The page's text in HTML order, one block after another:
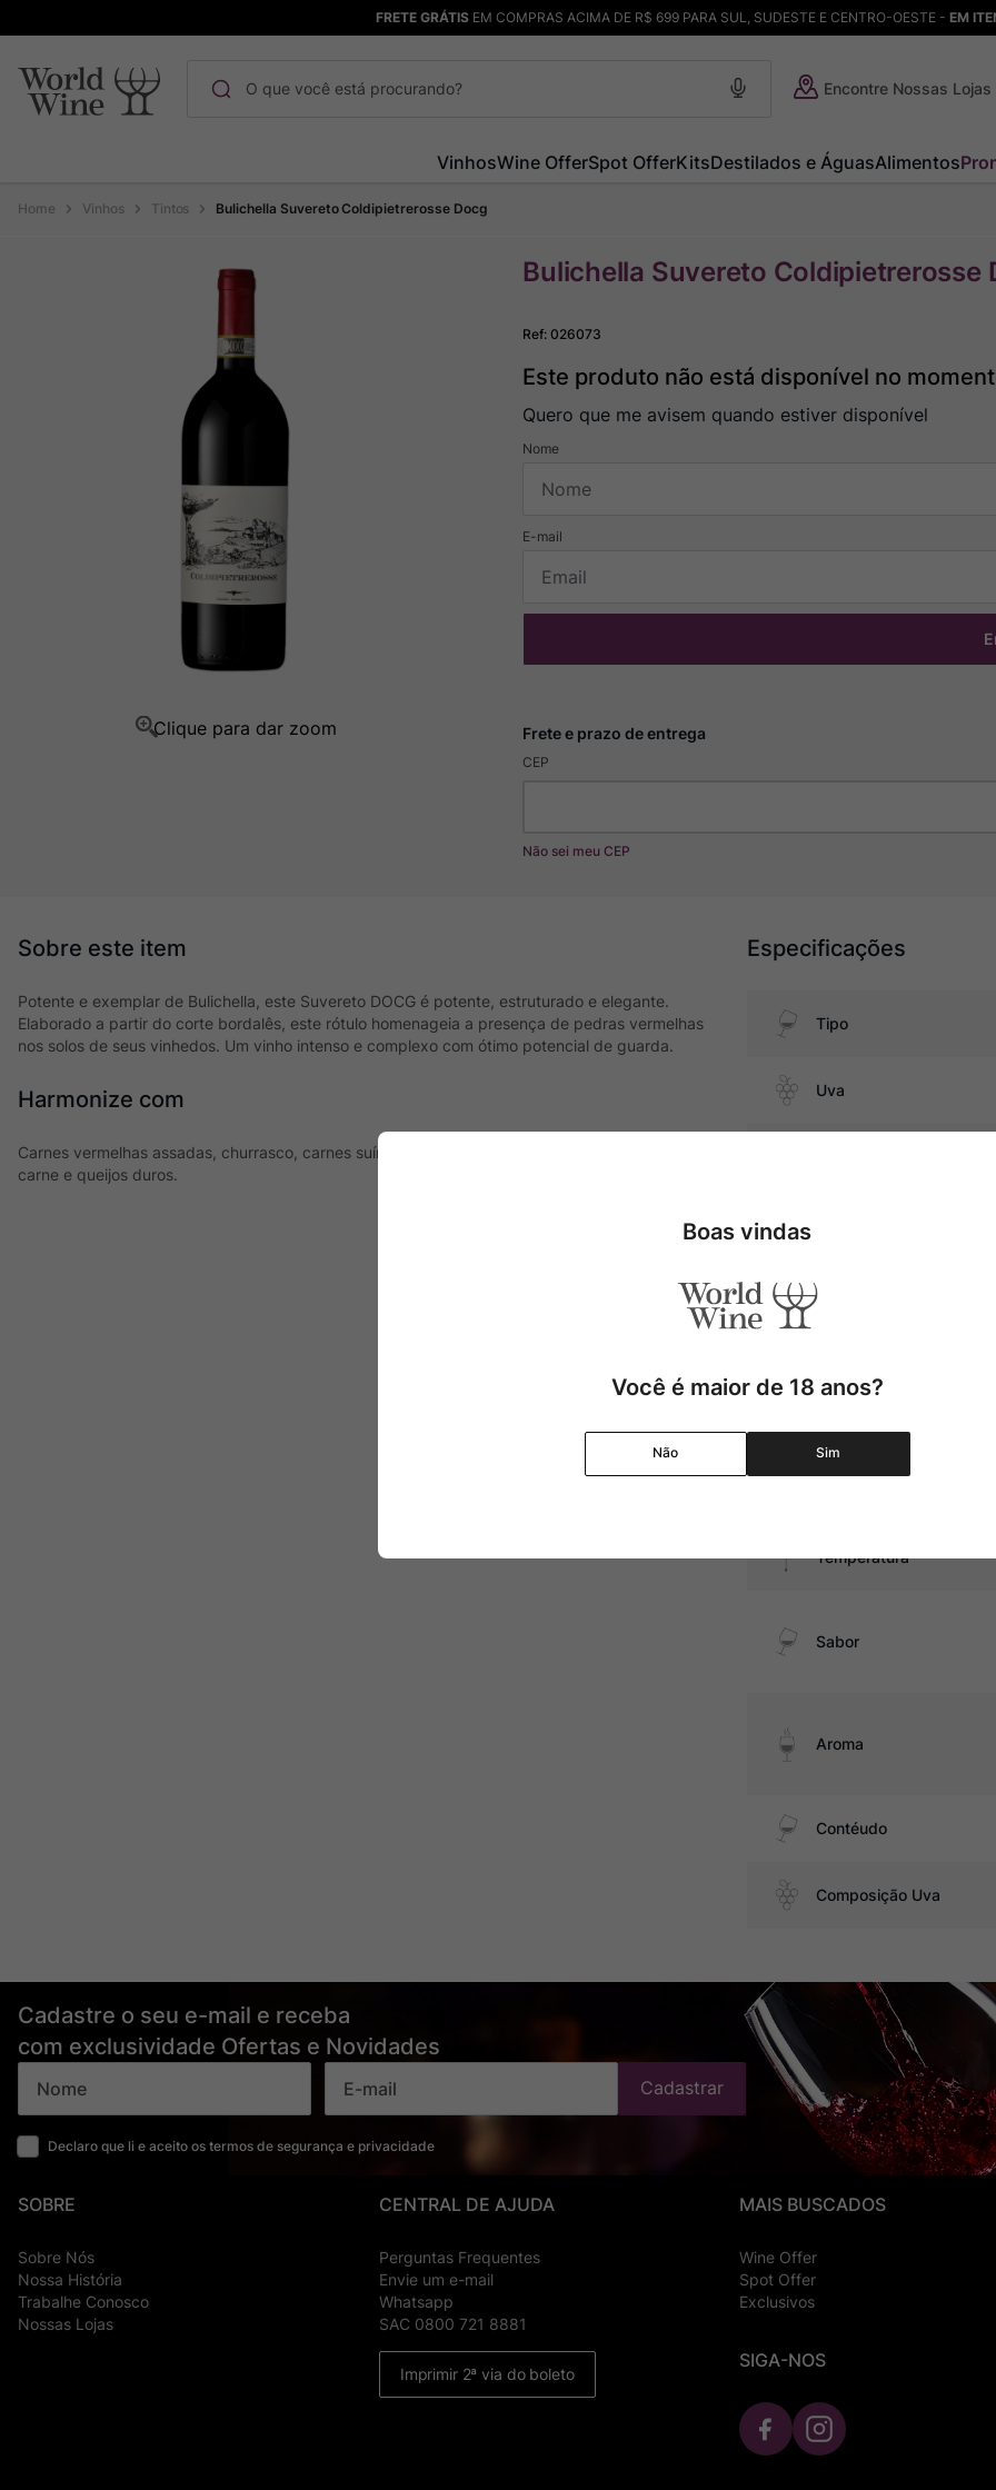
FRETE GRÁTISEM COMPRAS ACIMA DE R$ 699 PARA SUL, SUDESTE E CENTRO-OESTE - EM
Encontre Nossas Lojas
VinhosWine OfferSpot OfferKitsDestilados e ÁguasAlimentos
Vinhos Tintos Bulichella Suvereto Coldipietrerosse Docg
Bulichella Suvereto Coldipietrerosse
Ref:026073
Este produto não está disponível no
Quero que me avisem quando estiver disponível
CEP
Não sei meu CEP
Potente e exemplar de Bulichella, este Suvereto DOCG é potente, estruturado e elegante.
Elaborado a partir do corte bordalês, este rótulo homenageia a presença de pedras vermelhas
nos solos de seus vinhedos. Um vinho intenso e complexo com ótimo potencial de guarda.
Harmonize com
Carnes vermelhas assadas, churrasco, carnes suínas, cordeiro, além de massas com ragu de
carne e queijos duros.
Especificações
Tipo
Uva
Pais
Temperatura
Sabor
Aroma
Contéudo
Composição Uva
Cadastre o seu e-mail e receba
com exclusividade Ofertas e Novidades
Declaro que li e aceito os termos de segurança e privacidade
Cadastrar
SOBRE
Sobre Nós
Nossa História
Trabalhe Conosco
Nossas Lojas
CENTRAL DE AJUDA
Perguntas Frequentes
Envie um e-mail
Whatsapp
SAC 0800 721 8881
Imprimir 2ª via do boleto
MAIS BUSCADOS
Wine Offer
Spot Offer
Exclusivos
SIGA-NOS
1º Maçanita
Bodega Garzon
Ver Sacrum
Champagne
Boas vindas
Você é maior de 18 anos?
Não Sim